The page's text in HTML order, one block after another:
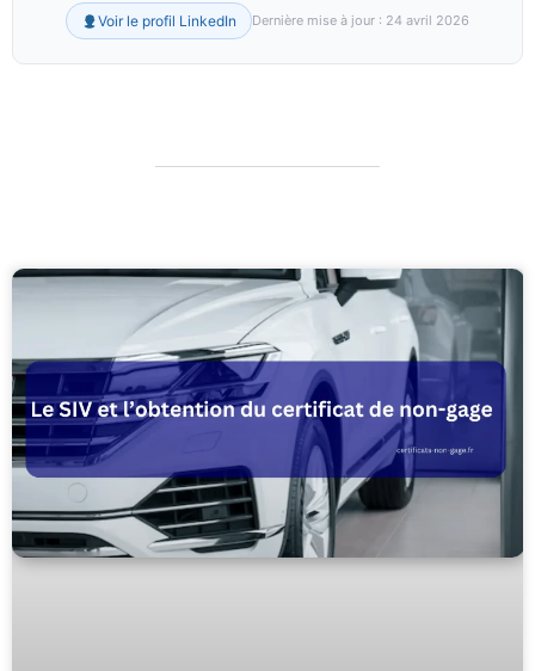
Voir le profil LinkedIn Dernière mise à jour : 24 avril 2026